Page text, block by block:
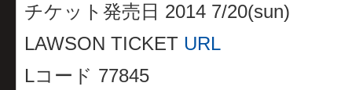
チケット発売日 2014 7/20(sun)
LAWSON TICKET URL
Lコード 77845